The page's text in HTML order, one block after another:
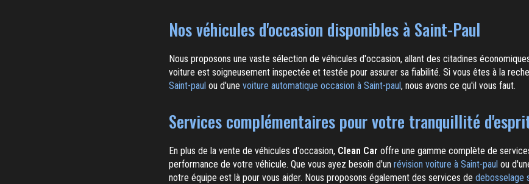
Nos véhicules d'occasion disponibles à Saint-Paul
Nous proposons une vaste sélection de véhicules d'occasion, allant des citadines
voiture est soigneusement inspectée et testée pour assurer sa fiabilité. Si vous êtes à la
Saint-paul ou d'une voiture automatique occasion à Saint-paul, nous avons ce qu'il vous faut.
Services complémentaires pour votre tranquillité
En plus de la vente de véhicules d'occasion, Clean Car offre une gamme complète de
performance de votre véhicule. Que vous ayez besoin d'un révision voiture à Saint-paul ou
notre équipe est là pour vous aider. Nous proposons également des services de debosselage